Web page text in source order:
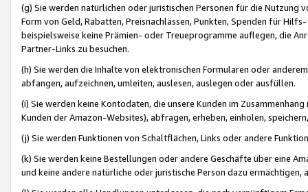
(g) Sie werden natürlichen oder juristischen Personen für die Nutzung
Form von Geld, Rabatten, Preisnachlässen, Punkten, Spenden für
beispielsweise keine Prämien- oder Treueprogramme auflegen, die
Partner-Links zu besuchen.
(h) Sie werden die Inhalte von elektronischen Formularen oder
abfangen, aufzeichnen, umleiten, auslesen, auslegen oder ausfüllen.
(i) Sie werden keine Kontodaten, die unsere Kunden im
Kunden der Amazon-Websites), abfragen, erheben, einholen,
(j) Sie werden Funktionen von Schaltflächen, Links oder andere
(k) Sie werden keine Bestellungen oder andere Geschäfte über eine
und keine andere natürliche oder juristische Person dazu